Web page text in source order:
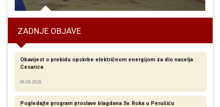
ZADNJE OBJAVE
Obavijest o prekidu opskrbe električnom energijom za dio naselja
Cesarica
06.08.2026
Pogledajte program proslave blagdana Sv. Roka u Perušiću